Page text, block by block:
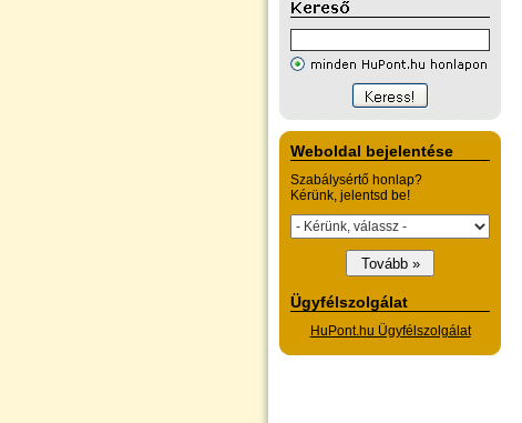
Weboldal bejelentése
Szabálysértő honlap?
Kérünk, jelentsd be!
Ügyfélszolgálat
HuPont.hu Ügyfélszolgálat